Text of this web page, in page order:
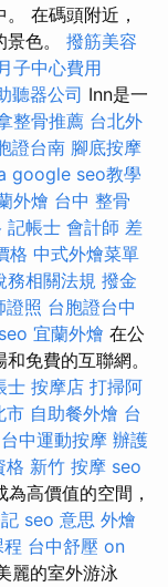
在碼頭附近，
色。 撥筋美容
子中心費用
聽器公司 Inn是一
整骨推薦 台北外
證台南 腳底按摩
google seo教學
外燴 台中 整骨
記帳士 會計師 差
格 中式外燴菜單
務相關法規 撥金
證照 台胞證台中
seo 宜蘭外燴 在公
免費的互聯網。
士 按摩店 打掃阿
市 自助餐外燴 台
台中運動按摩 辦護
格 新竹 按摩 seo
高價值的空間，
seo 意思 外燴
台中舒壓 on
麗的室外游泳